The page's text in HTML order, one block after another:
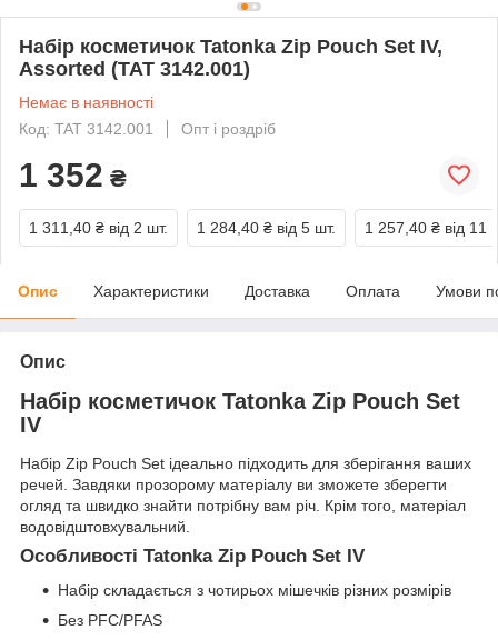
Набір косметичок Tatonka Zip Pouch Set IV,
Assorted (TAT 3142.001)
Немає в наявності
Код: TAT 3142.001
Опт і роздріб
1 352 ₴
1 311,40 ₴ від 2 шт. 1 284,40 ₴ від 5 шт. 1 257,40 ₴ від 11
Опис Характеристики Доставка Оплата Умови
Опис
Набір косметичок Tatonka Zip Pouch Set
IV
Набір Zip Pouch Set ідеально підходить для зберігання ваших
речей. Завдяки прозорому матеріалу ви зможете зберегти
огляд та швидко знайти потрібну вам річ. Крім того, матеріал
водовідштовхувальний.
Особливості Tatonka Zip Pouch Set IV
Набір складається з чотирьох мішечків різних розмірів
Без PFC/PFAS